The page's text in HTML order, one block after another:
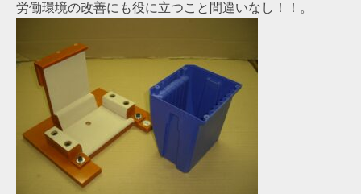
労働環境の改善にも役に立つこと間違いなし！！。